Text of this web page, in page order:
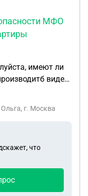
МФО
имеют ли
видео
находится и не
могут с него
г. Москва
что